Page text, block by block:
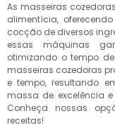
As masseiras
alimentícia,
cocção de diversos
essas máquinas
otimizando o tempo
masseiras cozedoras
e tempo, resultando
massa de excelência
Conheça nossas
receitas!